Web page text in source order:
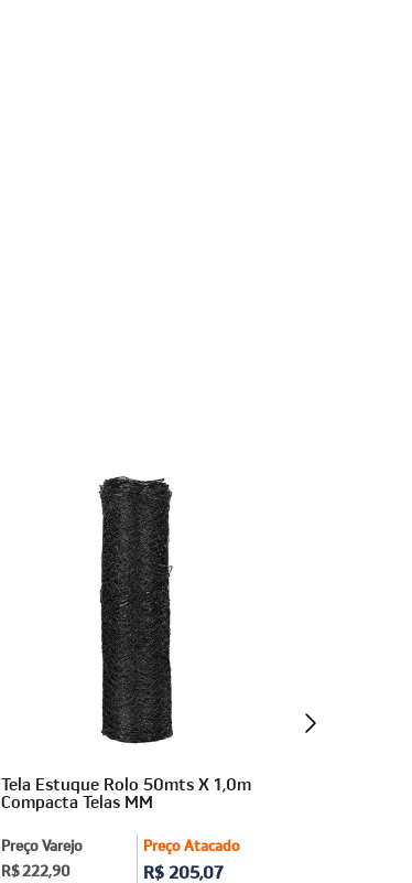
Tela Estuque Rolo 50mts X 1,0m
Compacta Telas MM
Preço Atacado
R$ 205,07
Preço Varejo
R$ 222,90